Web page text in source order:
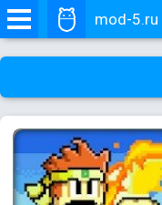
mod-5.ru